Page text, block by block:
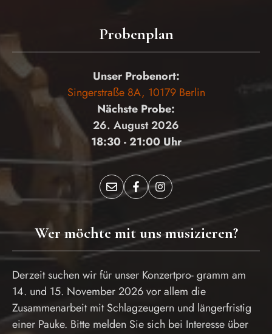
Probenplan
Unser Probenort:
Singerstraße 8A, 10179 Berlin
Nächste Probe:
26. August 2026
18:30 - 21:00 Uhr
Wer möchte mit uns musizieren?
Derzeit suchen wir für unser Konzertpro- gramm am
14. und 15. November 2026 vor allem die
Zusammenarbeit mit Schlagzeugern und längerfristig
einer Pauke. Bitte melden Sie sich bei Interesse über